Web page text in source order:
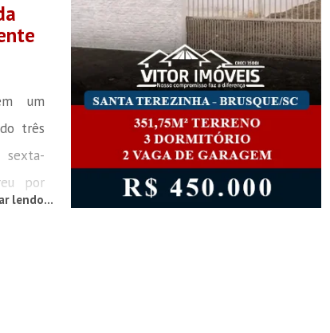
um
três
sexta-
por
60 da
lendo...